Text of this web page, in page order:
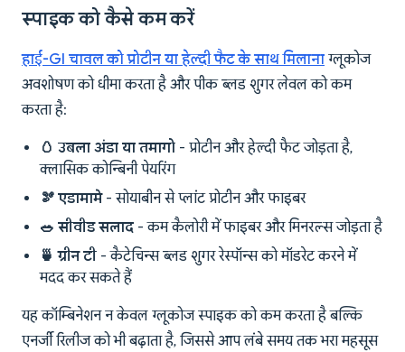
स्पाइक को कैसे कम करें
हाई-GI चावल को प्रोटीन या हेल्दी फैट के साथ मिलाना ग्लूकोज
अवशोषण को धीमा करता है और पीक ब्लड शुगर लेवल को कम
करता है:
🥚 उबला अंडा या तमागो - प्रोटीन और हेल्दी फैट जोड़ता है,
क्लासिक कोन्बिनी पेयरिंग
🫘 एडामामे- सोयाबीन से प्लांट प्रोटीन और फाइबर
🥗 सीवीड सलाद - कम कैलोरी में फाइबर और मिनरल्स जोड़ता है
🍵 ग्रीन टी - कैटेचिन्स ब्लड शुगर रेस्पॉन्स को मॉडरेट करने में
मदद कर सकते हैं
यह कॉम्बिनेशन न केवल ग्लूकोज स्पाइक को कम करता है बल्कि
एनर्जी रिलीज को भी बढ़ाता है, जिससे आप लंबे समय तक भरा महसूस